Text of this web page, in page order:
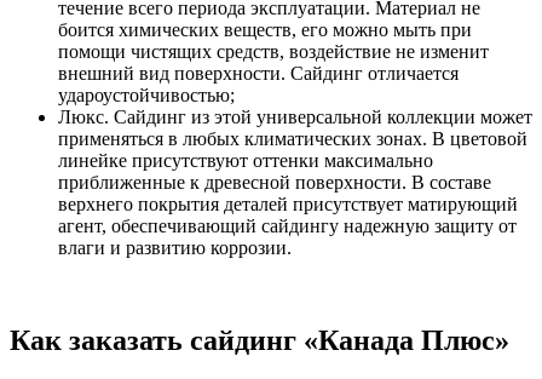
течение всего периода эксплуатации. Материал не
боится химических веществ, его можно мыть при
помощи чистящих средств, воздействие не изменит
внешний вид поверхности. Сайдинг отличается
удароустойчивостью;
Люкс. Сайдинг из этой универсальной коллекции может
применяться в любых климатических зонах. В цветовой
линейке присутствуют оттенки максимально
приближенные к древесной поверхности. В составе
верхнего покрытия деталей присутствует матирующий
агент, обеспечивающий сайдингу надежную защиту от
влаги и развитию коррозии.
Как заказать сайдинг «Канада Плюс»